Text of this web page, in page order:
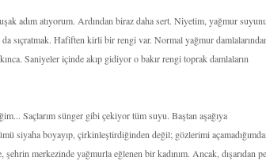
adım atıyorum. Ardından biraz daha sert. Niyetim, yağmur
da sıçratmak. Hafiften kirli bir rengi var. Normal yağmur
Saniyeler içinde akıp gidiyor o bakır rengi toprak damlaların
Saçlarım sünger gibi çekiyor tüm suyu. Baştan aşağıya
siyaha boyayıp, çirkinleştirdiğinden değil; gözlerimi
merkezinde yağmurla eğlenen bir kadınım. Ancak, dışarıdan